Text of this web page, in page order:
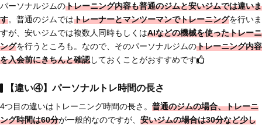
パーソナルジムのトレーニング内容も普通のジムと安いジムでは違いま
す。普通のジムではトレーナーとマンツーマンでトレーニングを行いま
すが、安いジムでは複数人同時もしくはAIなどの機械を使ったトレーニ
ングを行うところも。なので、そのパーソナルジムのトレーニング内容
を入会前にきちんと確認しておくことがおすすめです
【違い④】パーソナルトレ時間の長さ
4つ目の違いはトレーニング時間の長さ。 普通のジムの場合、トレーニ
ング時間は60分が一般的なのですが、 安いジムの場合は30分など少し